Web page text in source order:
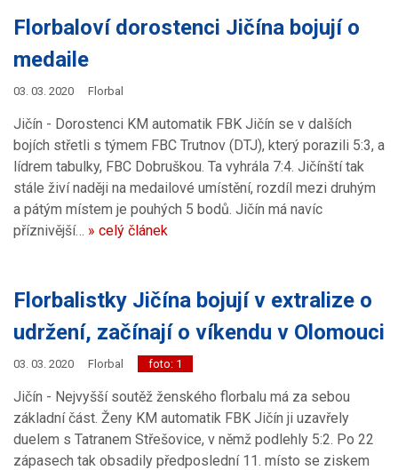
Florbaloví dorostenci Jičína bojují o
medaile
03. 03. 2020 Florbal
Jičín - Dorostenci KM automatik FBK Jičín se v dalších
bojích střetli s týmem FBC Trutnov (DTJ), který porazili 5:3, a
lídrem tabulky, FBC Dobruškou. Ta vyhrála 7:4. Jičínští tak
stále živí naději na medailové umístění, rozdíl mezi druhým
a pátým místem je pouhých 5 bodů. Jičín má navíc
příznivější… » celý článek
Florbalistky Jičína bojují v extralize o
udržení, začínají o víkendu v Olomouci
03. 03. 2020 Florbal foto: 1
Jičín - Nejvyšší soutěž ženského florbalu má za sebou
základní část. Ženy KM automatik FBK Jičín ji uzavřely
duelem s Tatranem Střešovice, v němž podlehly 5:2. Po 22
zápasech tak obsadily předposlední 11. místo se ziskem